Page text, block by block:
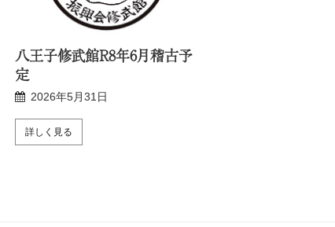
八王子修武館R8年6月稽古予
定
2026年5月31日
詳しく見る